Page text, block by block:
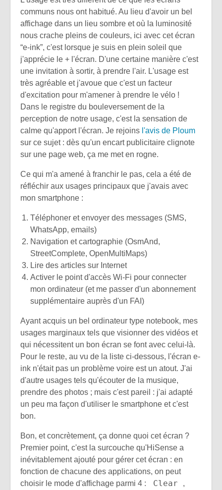
communs nous ont habitué. Au lieu d'avoir un bel
affichage dans un lieu sombre et où la luminosité
nous crache pleins de couleurs, ici avec cet écran
“e-ink”, c'est lorsque je suis en plein soleil que
j'apprécie le + l'écran. D'une certaine manière c'est
une invitation à sortir, à prendre l'air. L'usage est
très agréable et j'avoue que c'est un facteur
d'excitation pour m'amener à prendre le vélo !
Dans le registre du bouleversement de la
perception de notre usage, c'est la sensation de
calme qu'apport l'écran. Je rejoins l'avis de Ploum
sur ce sujet : dès qu'un encart publicitaire clignote
sur une page web, ça me met en rogne.
Ce qui m'a amené à franchir le pas, cela a été de
réfléchir aux usages principaux que j'avais avec
mon smartphone :
Téléphoner et envoyer des messages (SMS,
WhatsApp, emails)
Navigation et cartographie (OsmAnd,
StreetComplete, OpenMultiMaps)
Lire des articles sur Internet
Activer le point d'accès Wi-Fi pour connecter
mon ordinateur (et me passer d'un abonnement
supplémentaire auprès d'un FAI)
Ayant acquis un bel ordinateur type notebook, mes
usages marginaux tels que visionner des vidéos et
qui nécessitent un bon écran se font avec celui-là.
Pour le reste, au vu de la liste ci-dessous, l'écran e-
ink n'était pas un problème voire est un atout. J'ai
d'autre usages tels qu'écouter de la musique,
prendre des photos ; mais c'est pareil : j'ai adapté
un peu ma façon d'utiliser le smartphone et c'est
bon.
Bon, et concrètement, ça donne quoi cet écran ?
Premier point, c'est la surcouche qu'HiSense a
inévitablement ajouté pour gérer cet écran : en
fonction de chacune des applications, on peut
choisir le mode d'affichage parmi 4 :
Clear ,